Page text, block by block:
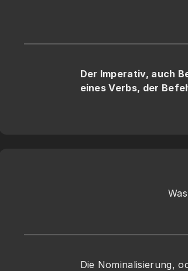
Der Imperativ, auch
eines Verbs, der
Die Nominalisierung,